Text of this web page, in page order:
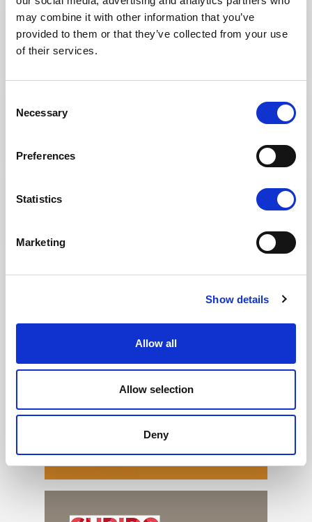
may combine it with other information that you’ve
provided to them or that they’ve collected from your use
of their services.
Selection
Necessary
Preferences
Statistics
Marketing
Show details
Allow all
Allow selection
Deny
Fritt fram for fetisj
Sadomasochismens historie